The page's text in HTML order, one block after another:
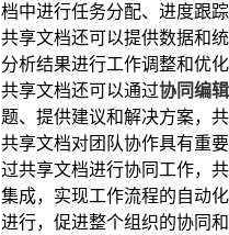
档中进行任务分配、进度跟
共享文档还可以提供数据和
分析结果进行工作调整和优
共享文档还可以通过协同编辑
题、提供建议和解决方案，共
共享文档对团队协作具有重
过共享文档进行协同工作，
集成，实现工作流程的自动
进行，促进整个组织的协同和